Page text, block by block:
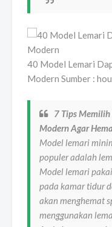
40 Model Lemari
Modern Sumber :
7 Tips
Modern Agar
Model lemari
populer adalah
Model lemari
pada kamar tidur
akan menghemat
menggunakan